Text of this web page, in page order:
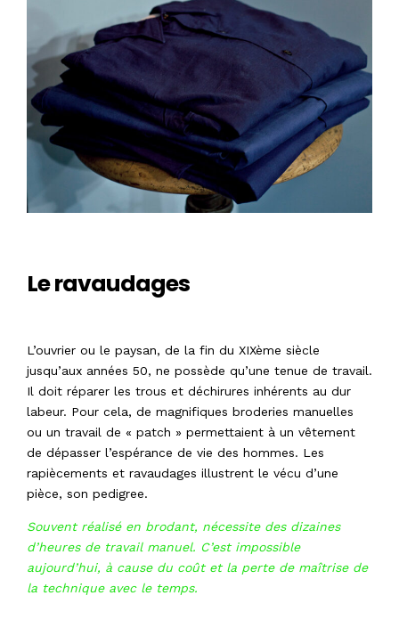
Le ravaudages
L’ouvrier ou le paysan, de la fin du XIXème siècle
jusqu’aux années 50, ne possède qu’une tenue de travail.
Il doit réparer les trous et déchirures inhérents au dur
labeur. Pour cela, de magnifiques broderies manuelles
ou un travail de « patch » permettaient à un vêtement
de dépasser l’espérance de vie des hommes. Les
rapiècements et ravaudages illustrent le vécu d’une
pièce, son pedigree.
Souvent réalisé en brodant, nécessite des dizaines
d’heures de travail manuel. C’est impossible
aujourd’hui, à cause du coût et la perte de maîtrise de
la technique avec le temps.